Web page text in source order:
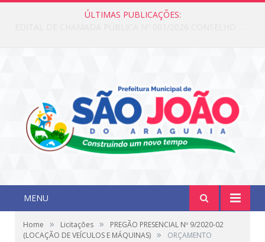
ÚLTIMAS PUBLICAÇÕES:
MENU
Home » Licitações »
PREGÃO PRESENCIAL Nº 9/2020-02
(LOCAÇÃO DE VEÍCULOS E MÁQUINAS) » ORÇAMENTO